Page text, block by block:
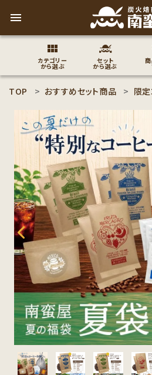
menu
カテゴリー
から選ぶ
セット
から選ぶ
ACCOUNT MENU
ようこそ ゲスト 様
meeting_room ログイン person 新規会員登
コーヒー豆のこだわり
コーヒー豆お好み検索
カテゴリーから探す
セット商品から探す
ご利用ガイド
インフォメーション
TOP おすすめセット商品 限